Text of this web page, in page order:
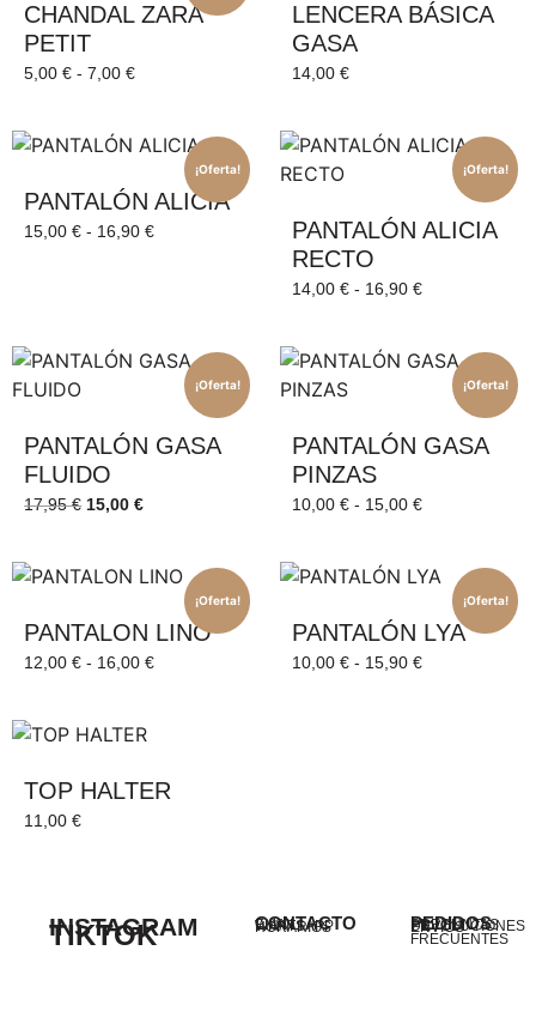
CHANDAL ZARA
PETIT
5,00€ - 7,00€
LENCERA BÁSICA
GASA
14,00€
¡Oferta!
PANTALÓN ALICIA
15,00€ - 16,90€
¡Oferta!
PANTALÓN ALICIA
RECTO
14,00€ - 16,90€
¡Oferta!
PANTALÓN GASA
FLUIDO
17,95€ 15,00€
¡Oferta!
PANTALÓN GASA
PINZAS
10,00€ - 15,00€
¡Oferta!
PANTALON LINO
12,00€ - 16,00€
¡Oferta!
PANTALÓN LYA
10,00€ - 15,90€
TOP HALTER
11,00€
INSTAGRAM
TIKTOK CONTACTO
HORARIOS
WHATSAPP
EMAIL PEDIDOS
ENVÍOS
DEVOLUCIONES
PREGUNTAS
FRECUENTES